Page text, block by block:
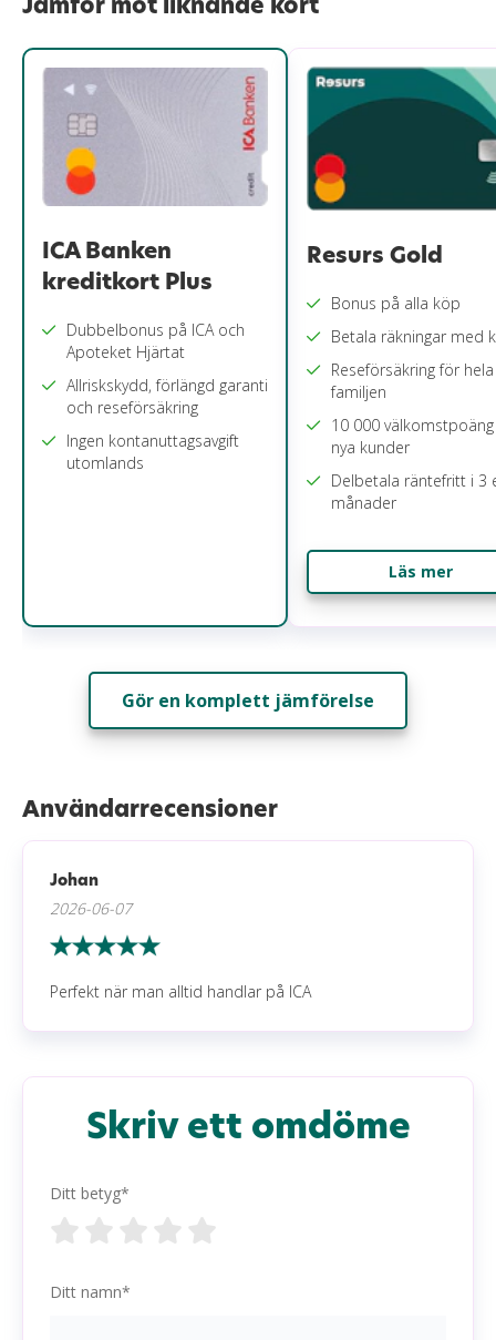
ICA Banken
kreditkort Plus
Dubbelbonus på ICA och
Apoteket Hjärtat
Allriskskydd, förlängd garanti
och reseförsäkring
Ingen kontanuttagsavgift
utomlands
Resurs Gold
Bonus på alla köp
Betala räkningar med
Reseförsäkring för hela
familjen
10 000
nya kunder
Delbetala räntefritt i 3
månader
Läs mer
Gör en komplett jämförelse
Användarrecensioner
Johan
2026-06-07
Perfekt när man alltid handlar på ICA
Skriv ett omdöme
Ditt betyg*
Ditt namn*